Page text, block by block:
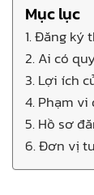
Mục lục
1. Đăng ký
2. Ai có
3. Lợi ích
4. Phạm
5. Hồ sơ
6. Đơn vị